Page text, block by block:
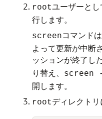
rootユーザーとし
行します。
screenコマンド
よって更新が中断
ッションが終了した
り替え、
screen
開します。
rootディレクトリ